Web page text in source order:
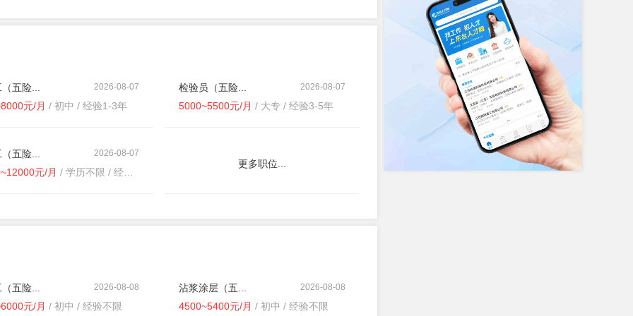
2026-08-07
五险...
元/月 / 初中 / 经验1-3年
2026-08-07
检验员（五险...
5000~5500元/月 / 大专 / 经验3-5年
2026-08-07
五险...
元/月 / 学历不限 / 经验不限
更多职位...
2026-08-08
五险...
元/月 / 初中 / 经验不限
2026-08-08
沾浆涂层（五...
4500~5400元/月 / 初中 / 经验不限